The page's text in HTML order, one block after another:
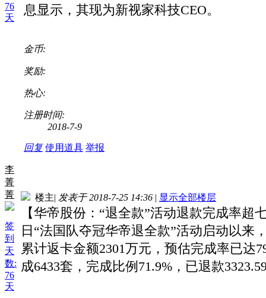
76
天
息显示，其现为新视家科技CEO。
金币:
奖励:
热心:
注册时间:
2018-7-9
回复 使用道具 举报
李
菁
菁
签
到
天
数:
76
天
楼主| 发表于 2018-7-25 14:36 | 显示全部楼层
【华帝股份：“退全款”活动退款完成率
日“法国队夺冠华帝退全款”活动启动以来
累计返卡金额2301万元，预估完成率已达
成6433套，完成比例71.9%，已退款